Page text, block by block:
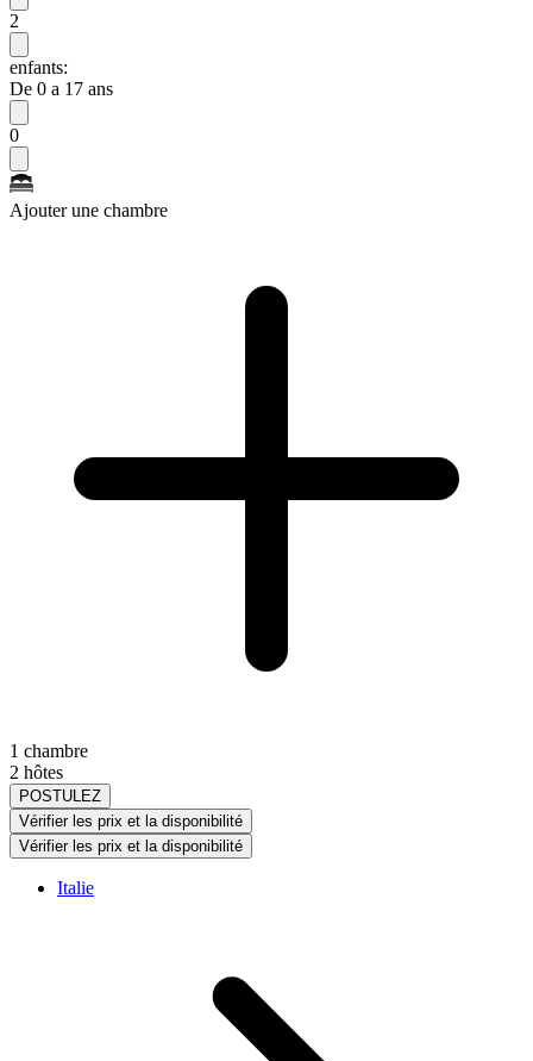
2
enfants:
De 0 a 17 ans
0
Ajouter une chambre
1 chambre
2 hôtes
POSTULEZ
Vérifier les prix et la disponibilité
Vérifier les prix et la disponibilité
Italie